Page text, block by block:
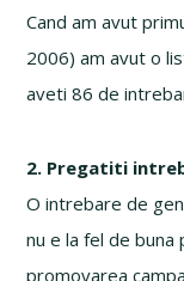
Cand am avut
2006) am avut o
aveti 86 de
2. Pregatiti
O intrebare de
nu e la fel de buna
promovarea